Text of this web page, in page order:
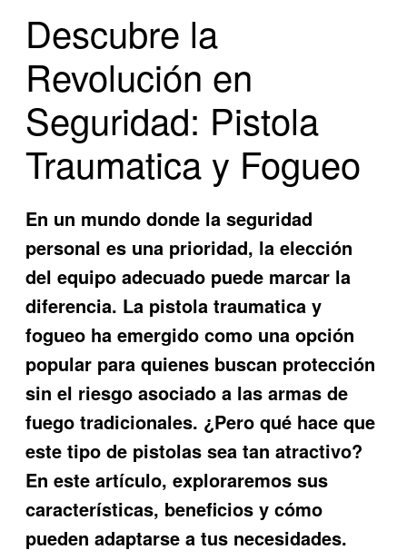
Descubre la
Revolución en
Seguridad: Pistola
Traumatica y Fogueo
En un mundo donde la seguridad
personal es una prioridad, la elección
del equipo adecuado puede marcar la
diferencia. La pistola traumatica y
fogueo ha emergido como una opción
popular para quienes buscan protección
sin el riesgo asociado a las armas de
fuego tradicionales. ¿Pero qué hace que
este tipo de pistolas sea tan atractivo?
En este artículo, exploraremos sus
características, beneficios y cómo
pueden adaptarse a tus necesidades.